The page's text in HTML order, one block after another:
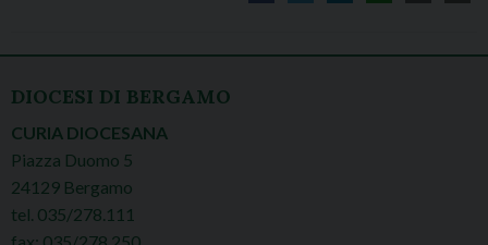
DIOCESI DI BERGAMO
CURIA DIOCESANA
Piazza Duomo 5
24129 Bergamo
tel. 035/278.111